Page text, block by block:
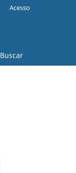
Buscar
Acesso